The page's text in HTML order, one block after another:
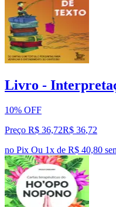
Livro -
10% OFF
Preço R$ 36,72R$ 36,72
no Pix Ou 1x de R$ 40,80